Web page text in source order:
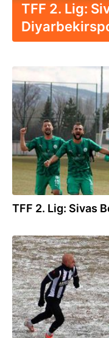
TFF 2. Lig:
30.03.2022
TFF 2. Lig: Sivas
30.01.2022